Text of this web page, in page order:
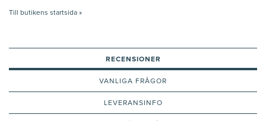
Till butikens startsida »
RECENSIONER
VANLIGA FRÅGOR
LEVERANSINFO